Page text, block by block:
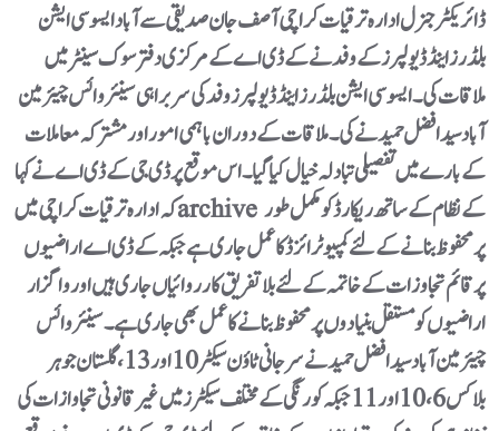
ڈائریکٹر جنرل ادارہ ترقیات کراچی آصف جان صدیقی سے آباد ایسوسی ایشن
بلڈرز اینڈ ڈیولپرز کے وفد نے کے ڈی اے کے مرکزی دفتر سوک سینٹر میں
ملاقات کی۔ ایسوسی ایشن بلڈرز اینڈ ڈیولپرز وفد کی سربراہی سینئر وائس چیئرمین
آبادسید افضل حمید نے کی۔ ملاقات کے دوران باہمی امور اور مشترکہ معاملات
کے بارے میں تفصیلی تبادلہ خیال کیا گیا۔ اس موقع پر ڈی جی کے ڈی اے نے کہا
کہ ادارہ ترقیات کراچی میں archive کے نظام کے ساتھ ریکارڈ کو مکمل طور
پر محفوظ بنانے کے لئے کمپیوٹرائزڈ کا عمل جاری ہے جبکہ کے ڈی اے اراضیوں
پر قائم تجاوزات کے خاتمہ کے لئے بلاتفریق کارروائیاں جاری ہیں اور واگزار
اراضیوں کو مستقل بنیادوں پر محفوظ بنانے کا عمل بھی جاری ہے۔سینئر وائس
چیئرمین آباد سید افضل حمیدنے سرجانی ٹاؤن سیکٹر 10اور 13، گلستان جوہر
بلاکس 6، 10 اور11جبکہ کورنگی کے مختلف سیکٹرز میں غیر قانونی تجاوازات کی